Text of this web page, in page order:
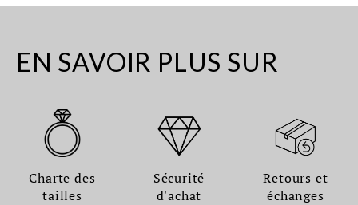
EN SAVOIR PLUS SUR
Charte des
tailles
Sécurité
d'achat
Retours et
échanges